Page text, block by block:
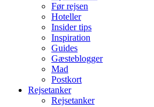
Før rejsen
Hoteller
Insider tips
Inspiration
Guides
Gæsteblogger
Mad
Postkort
Rejsetanker
Rejsetanker